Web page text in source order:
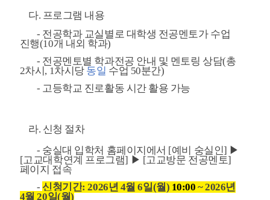
다. 프로그램 내용
- 전공학과 교실별로 대학생 전공멘토가 수업
진행(10개 내외 학과)
- 전공멘토별 학과전공 안내 및 멘토링 상담(총
2차시 , 1차시당 동일 수업 50분간)
- 고등학교 진로활동 시간 활용 가능
라. 신청 절차
- 숭실대 입학처 홈페이지에서 [예비 숭실인] ▶
[고교대학연계 프로그램] ▶ [고교방문 전공멘토]
페이지 접속
- 신청기간: 2026년 4월6일(월 ) 10:00 ~ 2026년
4월20일(월)